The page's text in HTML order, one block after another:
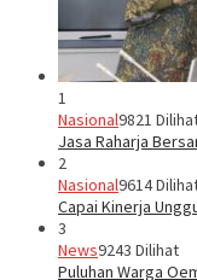
1
Nasional9821
Jasa Raharja
2
Nasional9614
Capai Kinerja
3
News9243 Dilihat
Puluhan Warga